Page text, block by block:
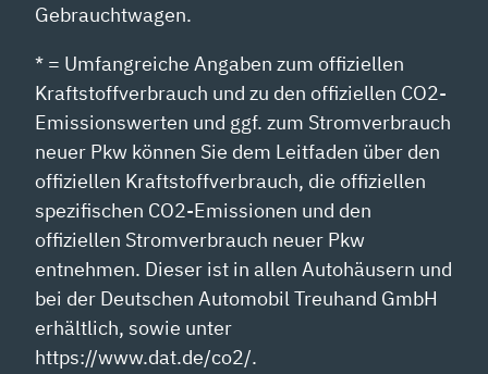
Gebrauchtwagen.
* = Umfangreiche Angaben zum offiziellen
Kraftstoffverbrauch und zu den offiziellen CO2-
Emissionswerten und ggf. zum Stromverbrauch
neuer Pkw können Sie dem Leitfaden über den
offiziellen Kraftstoffverbrauch, die offiziellen
spezifischen CO2-Emissionen und den
offiziellen Stromverbrauch neuer Pkw
entnehmen. Dieser ist in allen Autohäusern und
bei der Deutschen Automobil Treuhand GmbH
erhältlich, sowie unter
https://www.dat.de/co2/.